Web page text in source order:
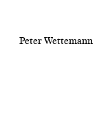
Peter Wettemann